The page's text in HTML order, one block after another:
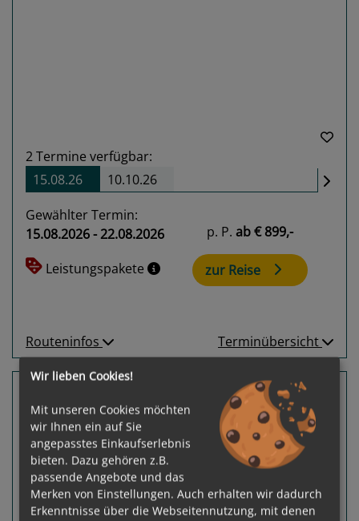
2Termine verfügbar:
15.08.26
10.10.26
Gewählter Termin:
15.08.2026 - 22.08.2026
Leistungspakete
p. P. ab€ 899,-
zur Reise
Routeninfos Terminübersicht
7 Nächte Rüdesheim, Würzburg, Nürnberg
Amadeus Nova
Köln - Passau
Wir lieben Cookies!
Mit unseren Cookies möchten
wir Ihnen ein auf Sie
angepasstes Einkaufserlebnis
bieten. Dazu gehören z.B.
passende Angebote und das
Merken von Einstellungen. Auch erhalten wir dadurch
Erkenntnisse über die Webseitennutzung, mit denen